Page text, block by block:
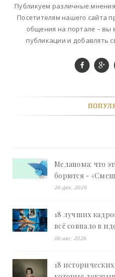
Публикуем различные
Посетителям нашего сайта
общения на портале – вы
публикации и добавлять
Меланома: что
борются -
26-дек, 2026
18 лучших
всё совпало в
«Смешное»
06-авг, 2026
18